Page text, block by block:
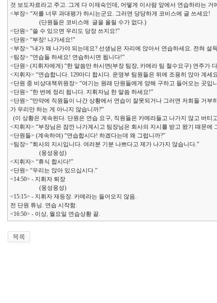
것 보도자료라고 주고. 그게 다 이재숙인데, 어떻게 이사람 앞에서 연습하라는 거
<부장> “저를 너무 과대평가 하시는군요. 그러면 당당하게 코비스에 글 쓰세요!
(단원들은 코비스에 글을 올릴 수가 없다.)
<단원> “쓸 수 있으면 우리도 당장 쓰지요!”
<단원> “부장! 나가세요!”
<부장> “내가 왜 나가야 되는데요? 선생님은 자리에 앉아서 연습하세요. 전혀 설
<팀장> “연습들 하세요! 연습하시면 됩니다!”
<단원> (지휘자에게) “한 말씀만 하시면(부장 팀장, 카메라 팀 철수요구) 연주가
<지휘자> “연습합니다. 129마디 합시다. 운영부 팀원들은 뒤에 조용히 앉아 계세
<단원 중 비상대책위원장> “여기는 원래 단원들에게 양해 구하고 들어오는 곳입
<단원> “한 번에 정리 됩니다. 지휘자님 한 말씀 하세요!”
<단원> “만약에 직원들이 나간 상황에서 연습이 잘못되거나 그러면 저희들 거
가 우리만 하는 게 아니지 않습니까?”
(이 상황은 계속된다. 단원은 연습 요구, 직원들은 카메라들고 나가지 않고 버티
<지휘자> “부장님은 잠깐 나가계시고 팀장님은 회사의 지시를 받고 왔기 때문에
<단원들> (계속하여) “연습합시다! 하겠다는데 왜 그럽니까?”
<팀장> “회사의 지시입니다. 여러분 기분 나쁘다고 제가 나가지 않습니다.”
(웅성웅성)
<지휘자> “휴식 합시다!”
<단원> “우리는 앉아 있으십시다.”
<14:50> - 지휘자 퇴장
(웅성웅성)
<15:15> - 지휘자 재등장. 카메라는 들어오지 않음.
전 단원 튜닝. 연습 시작함.
<16:50> - 이상, 월요일 연습상황 끝.